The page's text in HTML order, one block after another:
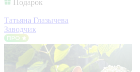
Подарок
Татьяна Глазычева
Заводчик